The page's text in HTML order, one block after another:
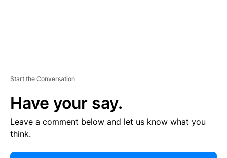
Start the Conversation
Have your say.
Leave a comment below and let us know what you
think.